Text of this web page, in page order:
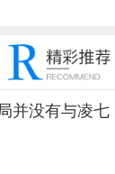
并没有与凌七